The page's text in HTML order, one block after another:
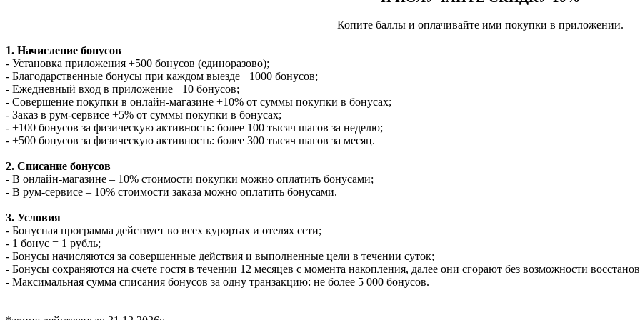
Копите баллы и оплачивайте ими покупки в приложении.
1. Начисление бонусов
- Установка приложения +500 бонусов (единоразово);
- Благодарственные бонусы при каждом выезде +1000 бонусов;
- Ежедневный вход в приложение +10 бонусов;
- Совершение покупки в онлайн-магазине +10% от суммы покупки в бонусах;
- Заказ в рум-сервисе +5% от суммы покупки в бонусах;
- +100 бонусов за физическую активность: более 100 тысяч шагов за неделю;
- +500 бонусов за физическую активность: более 300 тысяч шагов за месяц.
2. Списание бонусов
- В онлайн-магазине – 10% стоимости покупки можно оплатить бонусами;
- В рум-сервисе – 10% стоимости заказа можно оплатить бонусами.
3. Условия
- Бонусная программа действует во всех курортах и отелях сети;
- 1 бонус = 1 рубль;
- Бонусы начисляются за совершенные действия и выполненные цели в течении суток;
- Бонусы сохраняются на счете гостя в течении 12 месяцев с момента накопления, далее они сгорают без возможности
- Максимальная сумма списания бонусов за одну транзакцию: не более 5 000 бонусов.